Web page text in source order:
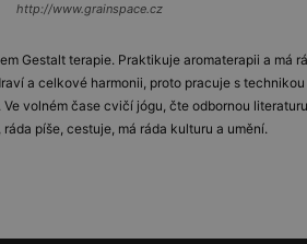
http://www.grainspace.cz
Gestalt terapie. Praktikuje aromaterapii a má
a celkové harmonii, proto pracuje s technikou
volném čase cvičí jógu, čte odbornou
ráda píše, cestuje, má ráda kulturu a umění.